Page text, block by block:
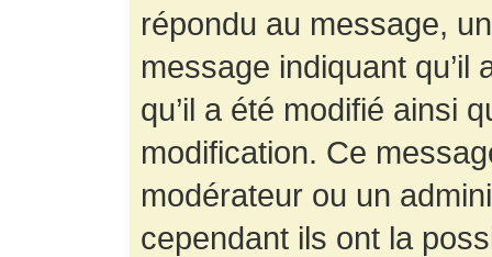
répondu au message,
message indiquant
qu’il a été modifié ainsi
modification. Ce
modérateur ou un
cependant ils ont la